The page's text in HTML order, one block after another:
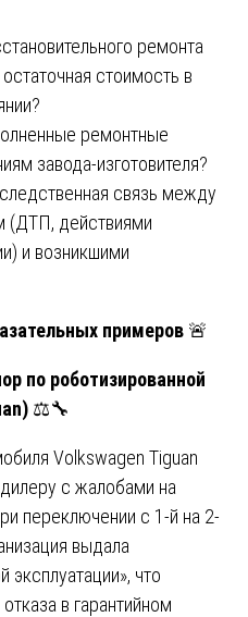
ремонта
стоимость в
ремонтные
завода-изготовителя?
связь между
(ДТП, действиями
и возникшими
примеров 🚨
по роботизированной
⚖️🔧
Volkswagen Tiguan
с жалобами на
переключении с 1-й на 2-
выдала
эксплуатации», что
в гарантийном